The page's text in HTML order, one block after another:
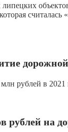
рублей в 2021
рублей на